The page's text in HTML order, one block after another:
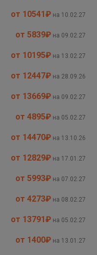
от 10541₽ на 10.02.27
от 5839₽ на 09.02.27
от 10195₽ на 13.02.27
от 12447₽ на 28.09.26
от 13669₽ на 09.02.27
от 4895₽ на 05.02.27
от 14470₽ на 13.10.26
от 12829₽ на 17.01.27
от 5993₽ на 07.02.27
от 4273₽ на 08.02.27
от 13791₽ на 05.02.27
от 1400₽ на 13.01.27